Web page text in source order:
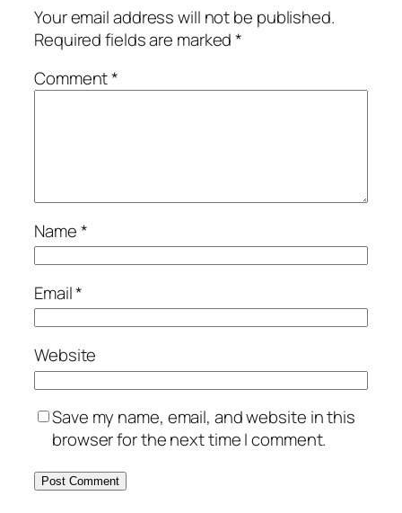
Your email address will not be published.
Required fields are marked*
Comment*
Name*
Email*
Website
Save my name, email, and website in this
browser for the next time I comment.